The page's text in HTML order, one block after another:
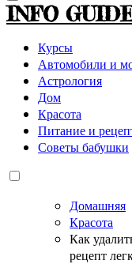
INFO
Курсы
Автомобили и
Астрология
Дом
Красота
Питание и
Советы бабушки
Домашняя
Красота
Как
рецепт